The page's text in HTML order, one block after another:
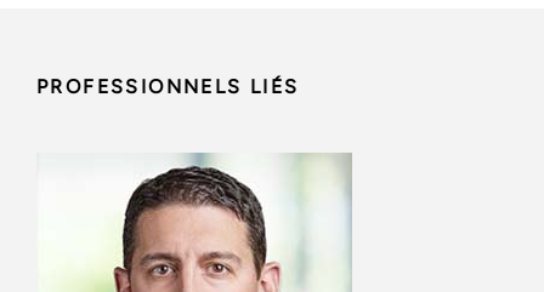
PROFESSIONNELS LIÉS